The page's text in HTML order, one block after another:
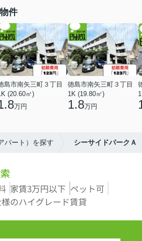
件
島市南矢三町３丁目
(20.60㎡)
万円
徳島市南矢三町３丁目
1K (19.80㎡)
1.8万円
パート）を探す シーサイドパークＡ
家賃3万円以下 ペット可
のハイグレード賃貸